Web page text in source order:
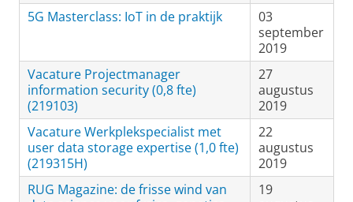
5G Masterclass: IoT in de praktijk
03
september
2019
Vacature Projectmanager
information security (0,8 fte)
(219103)
27
augustus
2019
Vacature Werkplekspecialist met
user data storage expertise (1,0 fte)
(219315H)
22
augustus
2019
RUG Magazine: de frisse wind van
19